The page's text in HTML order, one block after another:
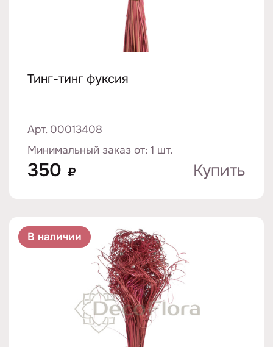
Тинг-тинг фуксия
Арт. 00013408
Минимальный заказ от: 1 шт.
350 ₽ Купить
В наличии